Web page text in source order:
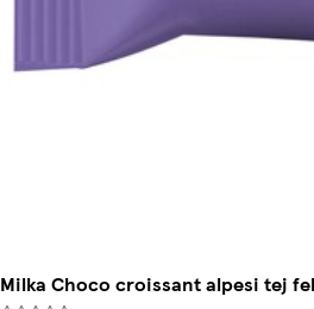
Milka Choco croissant alpesi tej